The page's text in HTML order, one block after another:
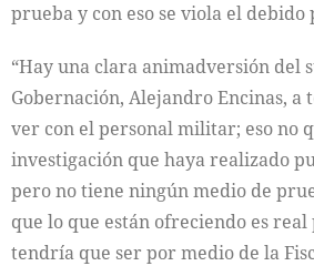
prueba y con eso se viola el debido
“Hay una clara animadversión del
Gobernación, Alejandro Encinas, a
ver con el personal militar; eso no
investigación que haya realizado
pero no tiene ningún medio de
que lo que están ofreciendo es
tendría que ser por medio de la